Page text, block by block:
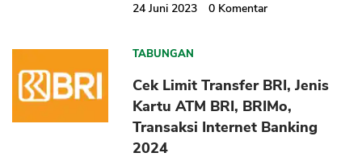
24 Juni 2023 0 Komentar
TABUNGAN
Cek Limit Transfer BRI, Jenis
Kartu ATM BRI, BRIMo,
Transaksi Internet Banking
2024